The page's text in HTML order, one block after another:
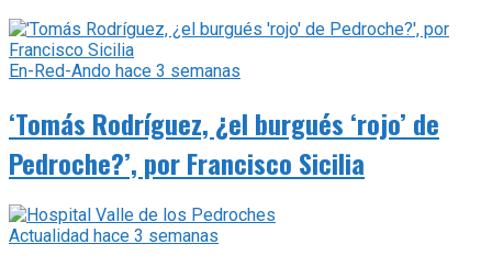
En-Red-Ando hace 3 semanas
‘Tomás Rodríguez, ¿el burgués ‘rojo’ de
Pedroche?’, por Francisco Sicilia
Actualidad hace 3 semanas